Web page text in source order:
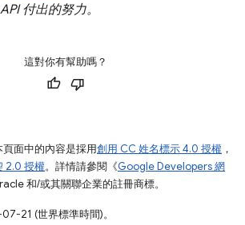
付出的努力。
這對你有幫助嗎？
面中的內容是採用創用 CC 姓名標示 4.0 授權 ，
2.0 授權。詳情請參閱《Google Developers 網
和/或其關聯企業的註冊商標。
21 (世界標準時間)。